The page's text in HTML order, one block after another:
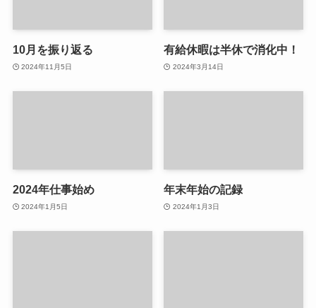
10月を振り返る
2024年11月5日
有給休暇は半休で消化中！
2024年3月14日
2024年仕事始め
2024年1月5日
年末年始の記録
2024年1月3日